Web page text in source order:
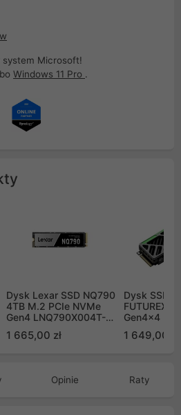
system Microsoft!
Windows 11 Pro .
Dysk Lexar SSD NQ790
4TB M.2 PCIe NVMe
Gen4 LNQ790X004T-
RNNNG
1 665,00 zł
Dysk SSD
FUTUREX
Gen4x4
(7450/
TLC HS
1 649,00 zł
Opinie Raty